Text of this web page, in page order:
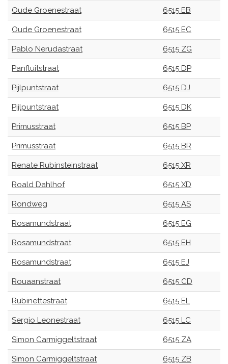
Oude Groenestraat 6515 EB
Oude Groenestraat 6515 EC
Pablo Nerudastraat 6515 ZG
Panfluitstraat 6515 DP
Pijlpuntstraat 6515 DJ
Pijlpuntstraat 6515 DK
Primusstraat 6515 BP
Primusstraat 6515 BR
Renate Rubinsteinstraat 6515 XR
Roald Dahlhof 6515 XD
Rondweg 6515 AS
Rosamundstraat 6515 EG
Rosamundstraat 6515 EH
Rosamundstraat 6515 EJ
Rouaanstraat 6515 CD
Rubinettestraat 6515 EL
Sergio Leonestraat 6515 LC
Simon Carmiggeltstraat 6515 ZA
Simon Carmiggeltstraat 6515 ZB